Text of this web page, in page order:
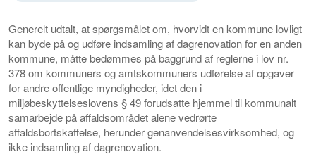
Generelt udtalt, at spørgsmålet om, hvorvidt en kommune lovligt
kan byde på og udføre indsamling af dagrenovation for en anden
kommune, måtte bedømmes på baggrund af reglerne i lov nr.
378 om kommuners og amtskommuners udførelse af opgaver
for andre offentlige myndigheder, idet den i
miljøbeskyttelseslovens § 49 forudsatte hjemmel til kommunalt
samarbejde på affaldsområdet alene vedrørte
affaldsbortskaffelse, herunder genanvendelsesvirksomhed, og
ikke indsamling af dagrenovation.